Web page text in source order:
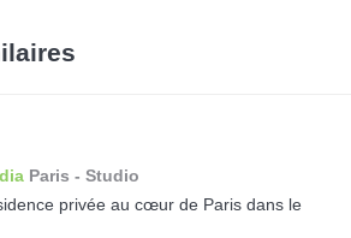
Paris - Studio
privée au cœur de Paris dans le